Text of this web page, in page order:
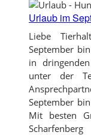
Urlaub im
Liebe
September
in
unter der
September
Mit besten
Scharfenberg